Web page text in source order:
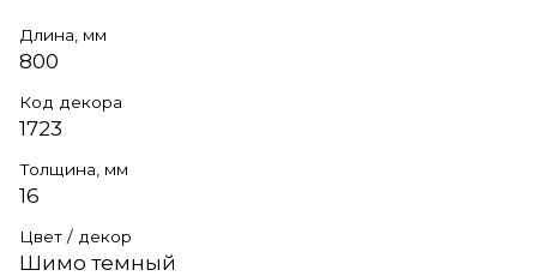
Длина, мм
800
Код декора
1723
Толщина, мм
16
Цвет / декор
Шимо темный